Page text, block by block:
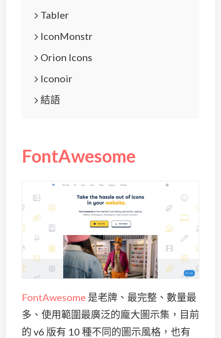
Tabler
IconMonstr
Orion Icons
Iconoir
結語
FontAwesome
FontAwesome 是老牌、最完整、數量最
多、使用範圍最廣泛的龐大圖示集，目前
的 v6 版有 10 種不同的圖示風格，也有